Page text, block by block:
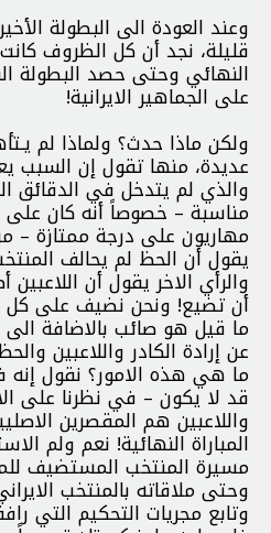
وعند العودة الى البطولة
قليلة، نجد أن كل الظروف
النهائي وحتى حصد البطولة
على الجماهير الايرانية!
ولكن ماذا حدث؟ ولماذا لم
عديدة، منها تقول إن السبب
والذي لم يتدخل في الدقائق
مناسبة – خصوصاً أنه كان على
مهاريون على درجة ممتازة –
يقول أن الحظ لم يحالف
والرأي الاخر يقول أن
أن تضيع! ونحن نضيف على كل
ما قيل هو صائب بالاضافة
عن إرادة الكادر واللاعبين
ما هي هذه الامور؟ نقول إنه
قد لا يكون – في نظرنا على
واللاعبين هم المقصرين
المباراة النهائية! نعم ولم
مسيرة المنتخب المستضيف
وحتى ملاقاته بالمنتخب
وتابع مجريات التحكيم التي